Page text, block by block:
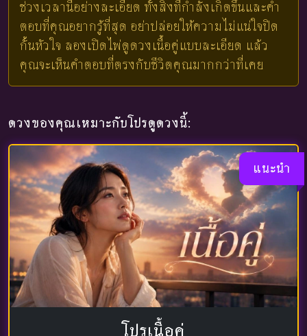
ช่วงเวลานี้อย่างละเอียด ทั้งสิ่งที่กำลังเกิดขึ้นและคำ
ตอบที่คุณอยากรู้ที่สุด อย่าปล่อยให้ความไม่แน่ใจปิด
กั้นหัวใจ ลองเปิดไพ่ดูดวงเนื้อคู่แบบละเอียด แล้ว
คุณจะเห็นคำตอบที่ตรงกับชีวิตคุณมากกว่าที่เคย
ดวงของคุณเหมาะกับโปรดูดวงนี้:
แนะนำ
โปรเนื้อคู่